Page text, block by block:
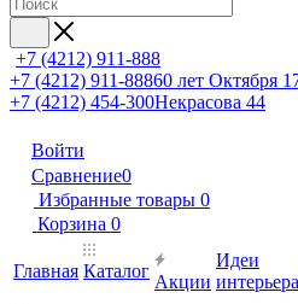
+7 (4212) 911-888
+7 (4212) 911-88860 лет Октября
+7 (4212) 454-300Некрасова 44
Войти
Сравнение0
Избранные товары 0
Корзина 0
Главная Каталог
Акции
Идеи
интерьера